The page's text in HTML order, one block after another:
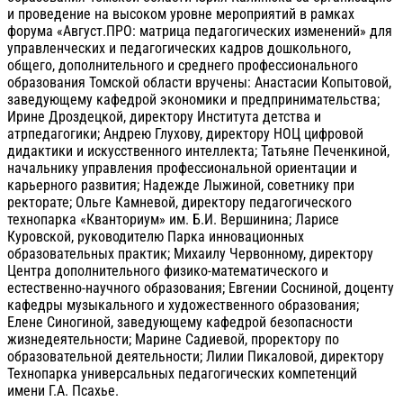
и проведение на высоком уровне мероприятий в рамках
форума «Август.ПРО: матрица педагогических изменений» для
управленческих и педагогических кадров дошкольного,
общего, дополнительного и среднего профессионального
образования Томской области вручены: Анастасии Копытовой,
заведующему кафедрой экономики и предпринимательства;
Ирине Дроздецкой, директору Института детства и
атрпедагогики; Андрею Глухову, директору НОЦ цифровой
дидактики и искусственного интеллекта; Татьяне Печенкиной,
начальнику управления профессиональной ориентации и
карьерного развития; Надежде Лыжиной, советнику при
ректорате; Ольге Камневой, директору педагогического
технопарка «Кванториум» им. Б.И. Вершинина; Ларисе
Куровской, руководителю Парка инновационных
образовательных практик; Михаилу Червонному, директору
Центра дополнительного физико-математического и
естественно-научного образования; Евгении Сосниной, доценту
кафедры музыкального и художественного образования;
Елене Синогиной, заведующему кафедрой безопасности
жизнедеятельности; Марине Садиевой, проректору по
образовательной деятельности; Лилии Пикаловой, директору
Технопарка универсальных педагогических компетенций
имени Г.А. Псахье.